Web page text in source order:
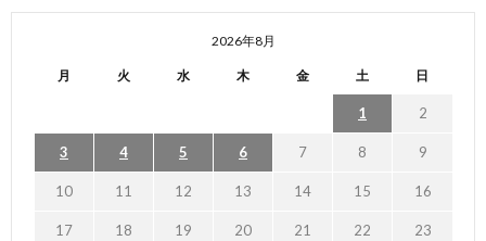
2026年8月
月 火 水 木 金 土 日
1 2
3 4 5 6 7 8 9
10 11 12 13 14 15 16
17 18 19 20 21 22 23